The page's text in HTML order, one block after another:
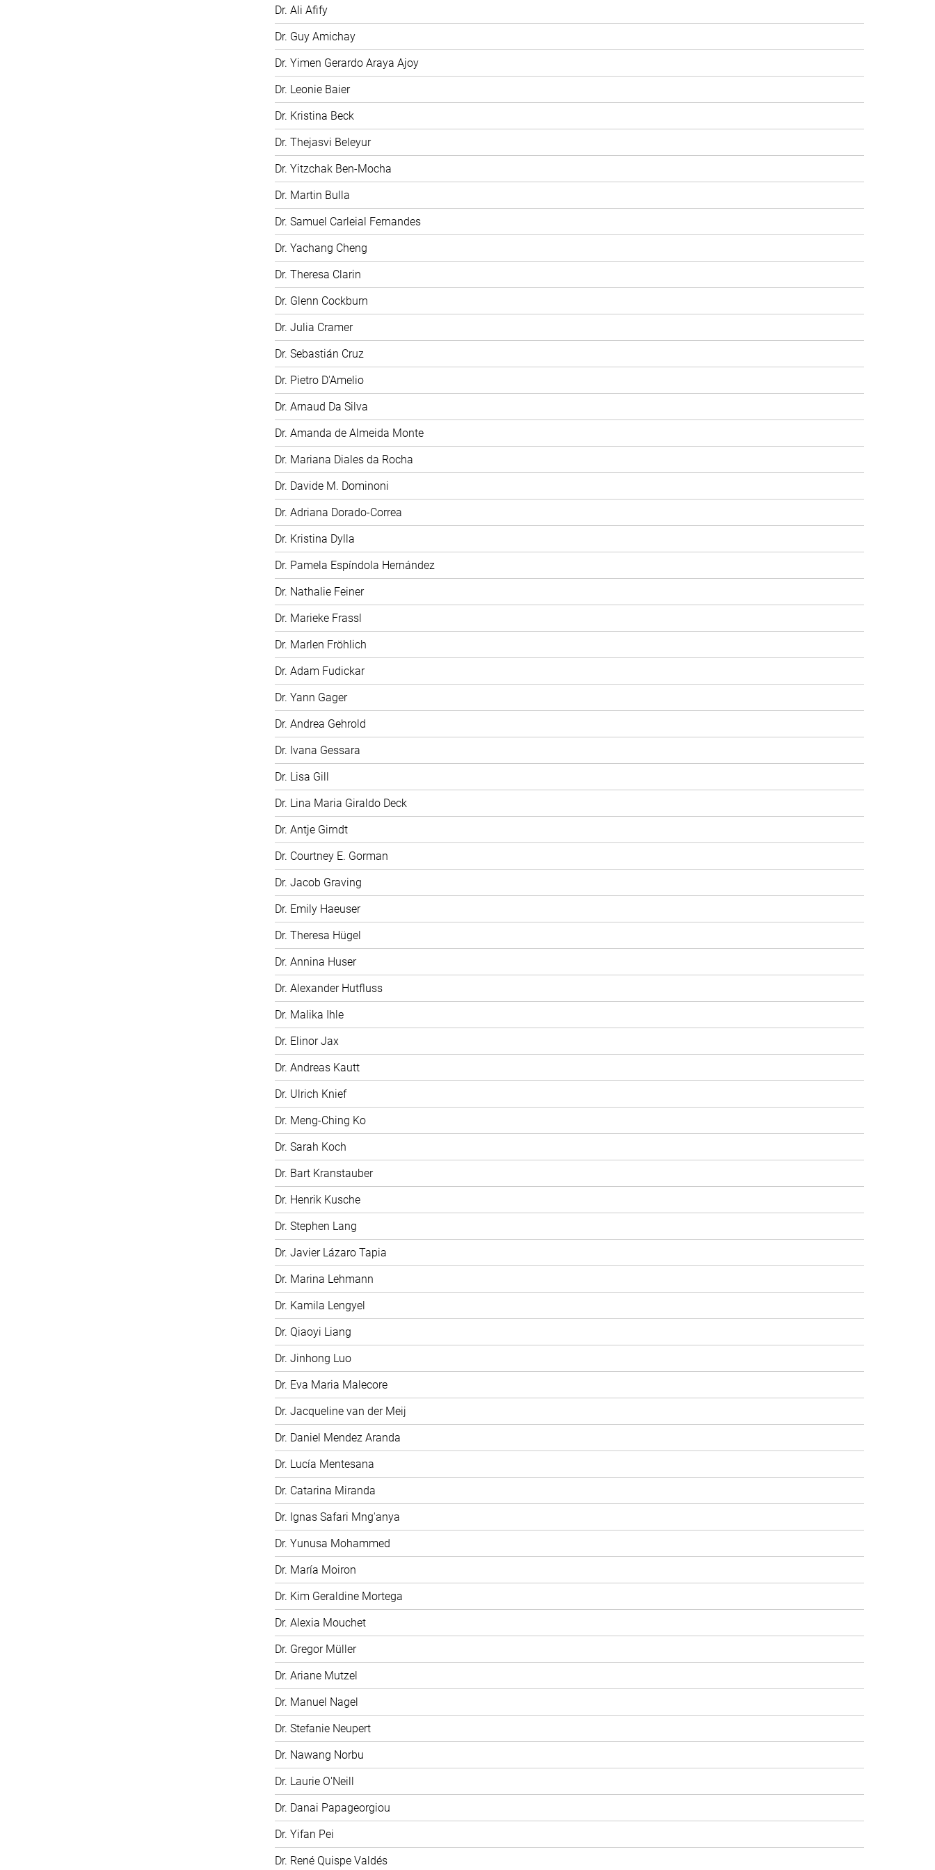
Dr. Ali Afify
Dr. Guy Amichay
Dr. Yimen Gerardo Araya Ajoy
Dr. Leonie Baier
Dr. Kristina Beck
Dr. Thejasvi Beleyur
Dr. Yitzchak Ben-Mocha
Dr. Martin Bulla
Dr. Samuel Carleial Fernandes
Dr. Yachang Cheng
Dr. Theresa Clarin
Dr. Glenn Cockburn
Dr. Julia Cramer
Dr. Sebastián Cruz
Dr. Pietro D'Amelio
Dr. Arnaud Da Silva
Dr. Amanda de Almeida Monte
Dr. Mariana Diales da Rocha
Dr. Davide M. Dominoni
Dr. Adriana Dorado-Correa
Dr. Kristina Dylla
Dr. Pamela Espíndola Hernández
Dr. Nathalie Feiner
Dr. Marieke Frassl
Dr. Marlen Fröhlich
Dr. Adam Fudickar
Dr. Yann Gager
Dr. Andrea Gehrold
Dr. Ivana Gessara
Dr. Lisa Gill
Dr. Lina Maria Giraldo Deck
Dr. Antje Girndt
Dr. Courtney E. Gorman
Dr. Jacob Graving
Dr. Emily Haeuser
Dr. Theresa Hügel
Dr. Annina Huser
Dr. Alexander Hutfluss
Dr. Malika Ihle
Dr. Elinor Jax
Dr. Andreas Kautt
Dr. Ulrich Knief
Dr. Meng-Ching Ko
Dr. Sarah Koch
Dr. Bart Kranstauber
Dr. Henrik Kusche
Dr. Stephen Lang
Dr. Javier Lázaro Tapia
Dr. Marina Lehmann
Dr. Kamila Lengyel
Dr. Qiaoyi Liang
Dr. Jinhong Luo
Dr. Eva Maria Malecore
Dr. Jacqueline van der Meij
Dr. Daniel Mendez Aranda
Dr. Lucía Mentesana
Dr. Catarina Miranda
Dr. Ignas Safari Mng'anya
Dr. Yunusa Mohammed
Dr. María Moiron
Dr. Kim Geraldine Mortega
Dr. Alexia Mouchet
Dr. Gregor Müller
Dr. Ariane Mutzel
Dr. Manuel Nagel
Dr. Stefanie Neupert
Dr. Nawang Norbu
Dr. Laurie O'Neill
Dr. Danai Papageorgiou
Dr. Yifan Pei
Dr. René Quispe Valdés